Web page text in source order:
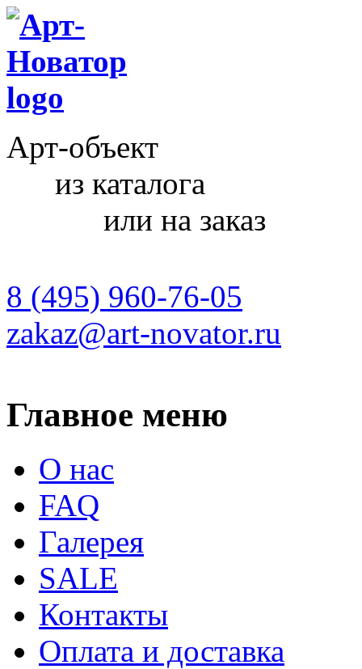
Арт-объект
из каталога
или на заказ
8 (495) 960-76-05
zakaz@art-novator.ru
Главное меню
О нас
FAQ
Галерея
SALE
Контакты
Оплата и доставка